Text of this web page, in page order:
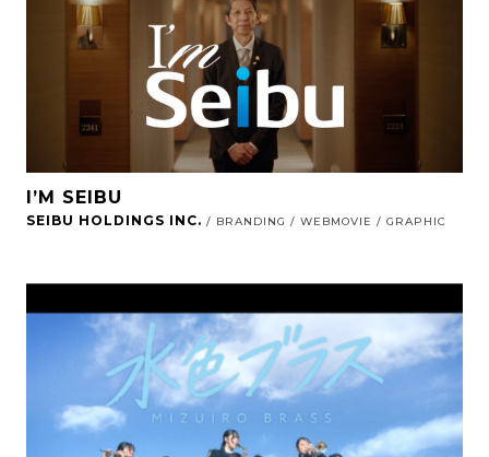
I’M SEIBU
SEIBU HOLDINGS INC. / BRANDING / WEBMOVIE / GRAPHIC